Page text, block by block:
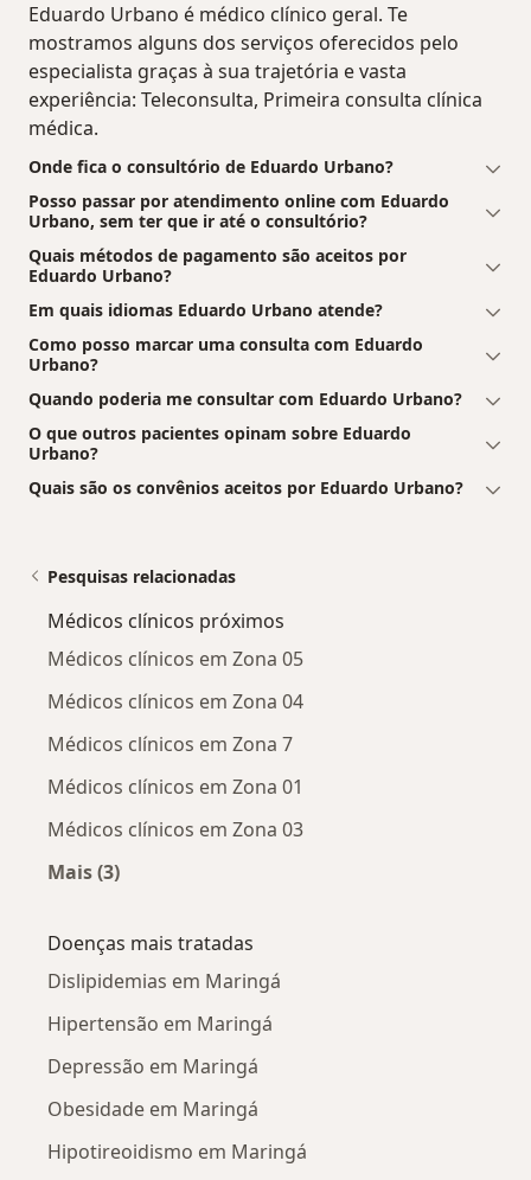
Eduardo Urbano é médico clínico geral. Te
mostramos alguns dos serviços oferecidos pelo
especialista graças à sua trajetória e vasta
experiência: Teleconsulta, Primeira consulta clínica
médica.
Onde fica o consultório de Eduardo Urbano?
Posso passar por atendimento online com Eduardo
Urbano, sem ter que ir até o consultório?
Quais métodos de pagamento são aceitos por
Eduardo Urbano?
Em quais idiomas Eduardo Urbano atende?
Como posso marcar uma consulta com Eduardo
Urbano?
Quando poderia me consultar com Eduardo Urbano?
O que outros pacientes opinam sobre Eduardo
Urbano?
Quais são os convênios aceitos por Eduardo Urbano?
Pesquisas relacionadas
Médicos clínicos próximos
Médicos clínicos em Zona 05
Médicos clínicos em Zona 04
Médicos clínicos em Zona 7
Médicos clínicos em Zona 01
Médicos clínicos em Zona 03
Mais (3)
Doenças mais tratadas
Dislipidemias em Maringá
Hipertensão em Maringá
Depressão em Maringá
Obesidade em Maringá
Hipotireoidismo em Maringá